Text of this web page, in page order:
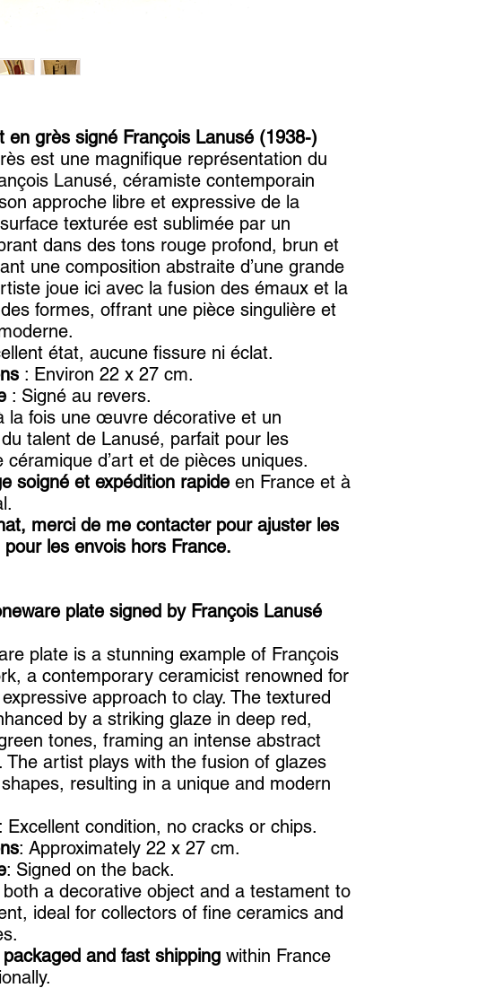
en grès signé François Lanusé (1938-)
est une magnifique représentation du
Lanusé, céramiste contemporain
approche libre et expressive de la
texturée est sublimée par un
dans des tons rouge profond, brun et
une composition abstraite d’une grande
joue ici avec la fusion des émaux et la
formes, offrant une pièce singulière et
état, aucune fissure ni éclat.
: Environ 22 x 27 cm.
: Signé au revers.
la fois une œuvre décorative et un
talent de Lanusé, parfait pour les
céramique d’art et de pièces uniques.
soigné et expédition rapide en France et à
merci de me contacter pour ajuster les
les envois hors France.
plate signed by François Lanusé
plate is a stunning example of François
a contemporary ceramicist renowned for
approach to clay. The textured
by a striking glaze in deep red,
tones, framing an intense abstract
The artist plays with the fusion of glazes
resulting in a unique and modern
: Excellent condition, no cracks or chips.
: Approximately 22 x 27 cm.
: Signed on the back.
a decorative object and a testament to
ideal for collectors of fine ceramics and
and fast shipping within France